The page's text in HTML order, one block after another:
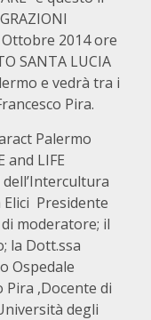
2014 ore
SANTA LUCIA
e vedrà tra i
Pira.
Palermo
and LIFE
dell’Intercultura
Presidente
moderatore; il
la Dott.ssa
Ospedale
Pira ,Docente di
degli